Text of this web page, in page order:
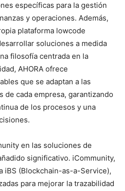
específicas para la gestión
y operaciones. Además,
plataforma lowcode
soluciones a medida
filosofía centrada en la
AHORA ofrece
que se adaptan a las
de cada empresa, garantizando
de los procesos y una
en las soluciones de
significativo. iCommunity,
iBS (Blockchain-as-a-Service),
para mejorar la trazabilidad